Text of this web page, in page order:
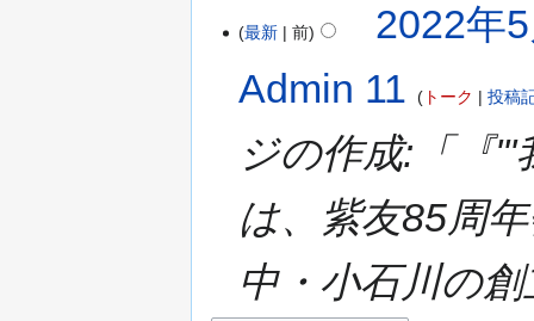
最新 前
2022年
Admin 11
トーク 投稿
ジの作成:「『
は、紫友85周
中・小石川の